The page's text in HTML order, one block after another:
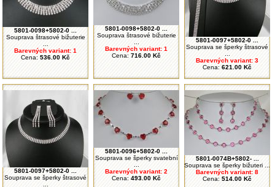
5801-0098+5802-0 ...
Souprava štrasové bižuterie
Barevných variant: 1
Cena: 536.00 Kč
5801-0098+5802-0 ...
Souprava štrasové bižuterie
Barevných variant: 1
Cena: 716.00 Kč
5801-0097+5802-0 ...
Souprava se šperky štrasové
Barevných variant: 3
Cena: 621.00 Kč
5801-0097+5802-0 ...
Souprava se šperky štrasové
5801-0096+5802-0 ...
Souprava se šperky svatební
Barevných variant: 2
Cena: 493.00 Kč
5801-0074B+5802- ...
Souprava se šperky bižuteri ...
Barevných variant: 8
Cena: 514.00 Kč